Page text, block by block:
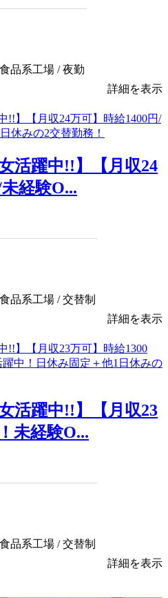
品系工場 / 夜勤
詳細を表示
活躍中!!】【月収24
経験O...
品系工場 / 交替制
詳細を表示
活躍中!!】【月収23
未経験O...
品系工場 / 交替制
詳細を表示